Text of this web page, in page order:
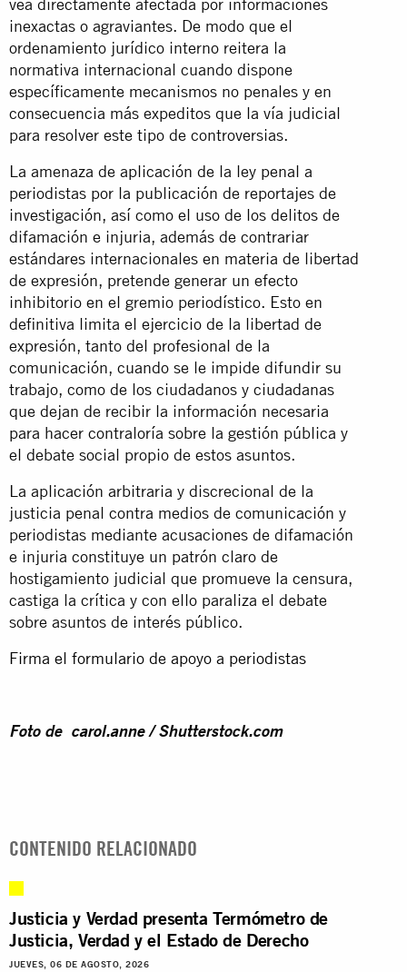
inexactas o agraviantes. De modo que el
ordenamiento jurídico interno reitera la
normativa internacional cuando dispone
específicamente mecanismos no penales y en
consecuencia más expeditos que la vía judicial
para resolver este tipo de controversias.
La amenaza de aplicación de la ley penal a
periodistas por la publicación de reportajes de
investigación, así como el uso de los delitos de
difamación e injuria, además de contrariar
estándares internacionales en materia de libertad
de expresión, pretende generar un efecto
inhibitorio en el gremio periodístico. Esto en
definitiva limita el ejercicio de la libertad de
expresión, tanto del profesional de la
comunicación, cuando se le impide difundir su
trabajo, como de los ciudadanos y ciudadanas
que dejan de recibir la información necesaria
para hacer contraloría sobre la gestión pública y
el debate social propio de estos asuntos.
La aplicación arbitraria y discrecional de la
justicia penal contra medios de comunicación y
periodistas mediante acusaciones de difamación
e injuria constituye un patrón claro de
hostigamiento judicial que promueve la censura,
castiga la crítica y con ello paraliza el debate
sobre asuntos de interés público.
Firma el formulario de apoyo a periodistas
Foto de carol.anne/ Shutterstock.com
CONTENIDO RELACIONADO
Justicia y Verdad presenta Termómetro de
Justicia, Verdad y el Estado de Derecho
JUEVES, 06 DE AGOSTO, 2026